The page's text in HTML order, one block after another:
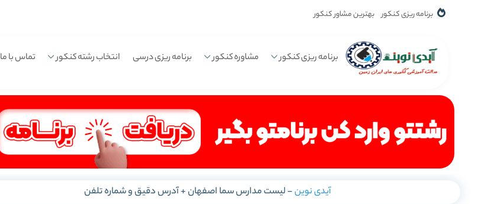
برنامه ریزی کنکور بهترین مشاور کنکور
برنامه ریزی کنکور مشاوره کنکور برنامه ریزی درسی انتخاب رشته کنکور تماس با ما
آیدی نوین-لیست مدارس سما اصفهان + آدرس دقیق و شماره تلفن